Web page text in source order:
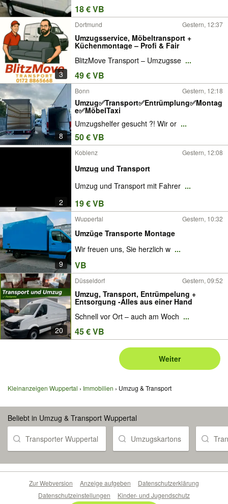
18 € VB
3
Dortmund Gestern, 12:37
Umzugsservice, Möbeltransport +
Küchenmontage – Profi & Fair
BlitzMove Transport – Umzugsse ...
49 € VB
8
Bonn Gestern, 12:18
Umzug✅Transport✅Entrümplung✅Montag
e✅MöbelTaxi
Umzugshelfer gesucht ?! Wir or ...
50 € VB
2
Koblenz Gestern, 12:08
Umzug und Transport
Umzug und Transport mit Fahrer ...
19 € VB
9
Wuppertal Gestern, 10:32
Umzüge Transporte Montage
Wir freuen uns, Sie herzlich w ...
VB
20
Düsseldorf Gestern, 09:52
Umzug, Transport, Entrümpelung +
Entsorgung -Alles aus einer Hand
Schnell vor Ort – auch am Woch ...
45 € VB
Weiter
Kleinanzeigen Wuppertal Immobilien Umzug & Transport
Beliebt in Umzug & Transport Wuppertal
Transporter Wuppertal Umzugskartons
Zur Webversion Anzeige aufgeben
Datenschutzerklärung
Datenschutzeinstellungen
Kinder- und Jugendschutz